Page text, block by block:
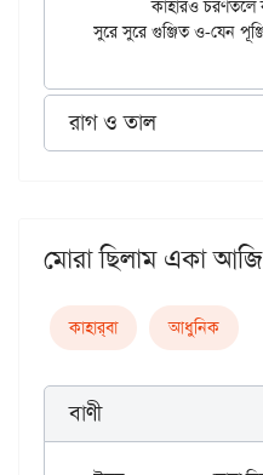
	কাহারও চরণতলে কাঁদে সে,
রাগ ও তাল
মোরা ছিলাম একা
কাহার্‌বা আধুনিক
বাণী